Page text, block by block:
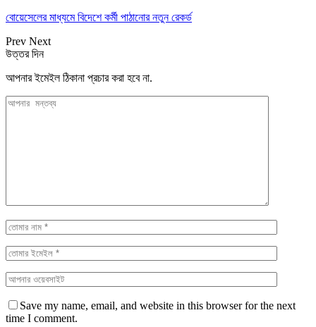
বোয়েসেলের মাধ্যমে বিদেশে কর্মী পাঠানোর নতুন রেকর্ড
Prev Next
উত্তর দিন
আপনার ইমেইল ঠিকানা প্রচার করা হবে না.
Save my name, email, and website in this browser for the next
time I comment.